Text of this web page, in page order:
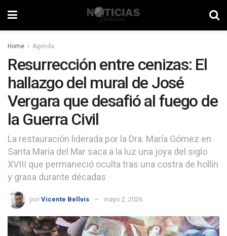
Home Agenda
Resurrección entre cenizas: El
hallazgo del mural de José
Vergara que desafió al fuego de
la Guerra Civil
La restauración liderada por la Dra. María Gómez en
Santa María del Mar saca a la luz una joya del siglo
XVIII que permaneció oculta tras una costra de hollín
y grasa durante décadas
por Vicente Bellvis mayo 2, 2026